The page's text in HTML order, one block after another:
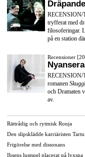
RECENSION/
tryfferat med
filosoferingar.
på en station
Recensioner
RECENSION/
romanen
och Dramaten
av.
Rättrådig och rytmisk Ronja
Den slipsklädde karriäristen
Frigörelse med dissonans
Ibsens lustspel placerat på lyxspa